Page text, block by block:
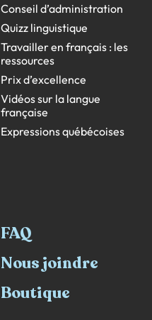
Conseil d’administration
Quizz linguistique
Travailler en français : les
ressources
Prix d’excellence
Vidéos sur la langue
française
Expressions québécoises
FAQ
Nous joindre
Boutique